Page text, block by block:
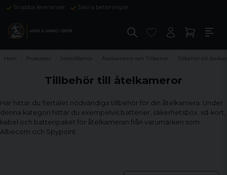
Snabba leveranser Säkra betalningar
Hem Produkter Jakttillbehör Åtelkameror och Tillbehör Tillbehör till
Tillbehör till åtelkameror
Här hittar du flertalet nödvändiga tillbehör för din åtelkamera. Under
denna kategori hittar du exempelvis batterier, säkerhetsbox, sd-kort,
kabel och batteripaket för åtelkameran från varumärken som
Albecom och Spypoint.